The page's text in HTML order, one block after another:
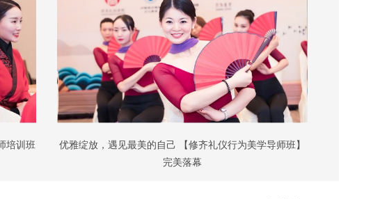
培训班
优雅绽放，遇见最美的自己 【修齐礼仪行为美学导师班】
完美落幕